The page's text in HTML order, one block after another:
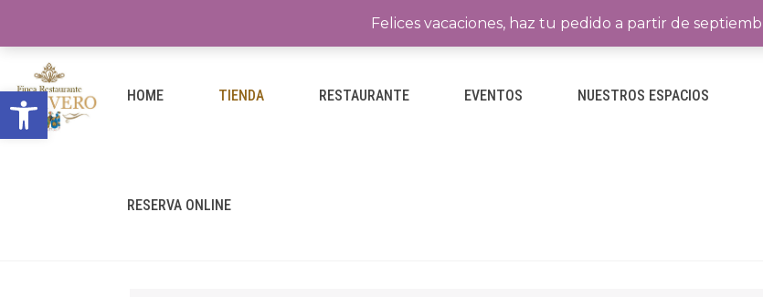
Abrir barra de herramientas
HOME TIENDA RESTAURANTE EVENTOS NUESTROS ESPACIOS
RESERVA ONLINE
Felices vacaciones, haz tu pedido a partir de